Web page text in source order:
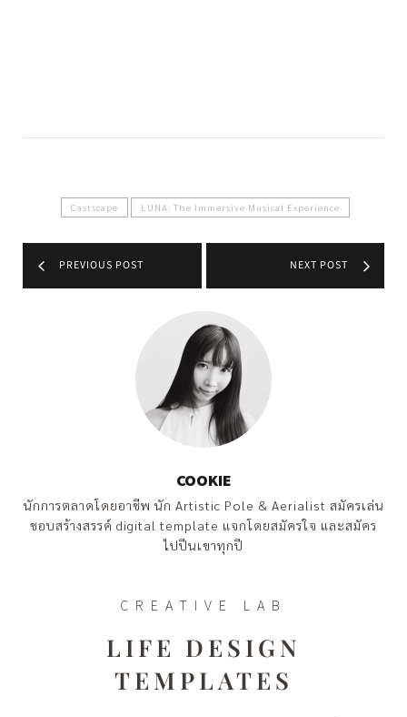
Castscape LUNA: The Immersive Musical Experience
PREVIOUS POST NEXT POST
COOKIE
นักการตลาดโดยอาชีพ นัก Artistic Pole & Aerialist สมัครเล่น
ชอบสร้างสรรค์ digital template แจกโดยสมัครใจ และสมัคร
ไปปีนเขาทุกปี
CREATIVE LAB
LIFE DESIGN
TEMPLATES